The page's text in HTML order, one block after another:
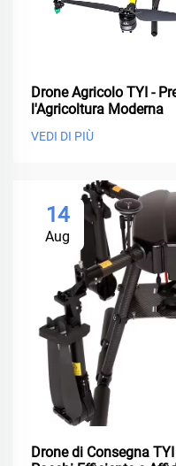
Drone Agricolo TYI -
l'Agricoltura Moderna
VEDI DI PIÙ
14
Aug
Drone di Consegna